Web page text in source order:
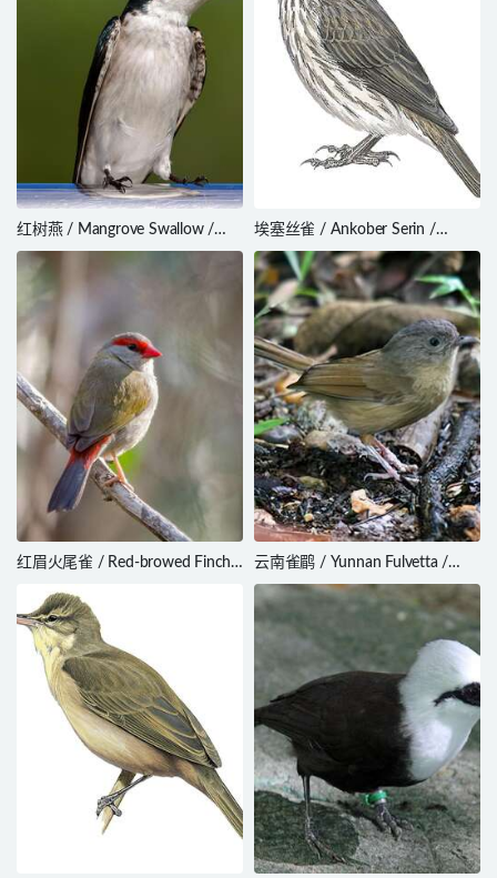
红树燕 / Mangrove Swallow /
Tachycineta albilinea
埃塞丝雀 / Ankober Serin /
Crithagra ankoberensis
红眉火尾雀 / Red-browed Finch /
云南雀鹛 / Yunnan Fulvetta /
Alcippe fratercula